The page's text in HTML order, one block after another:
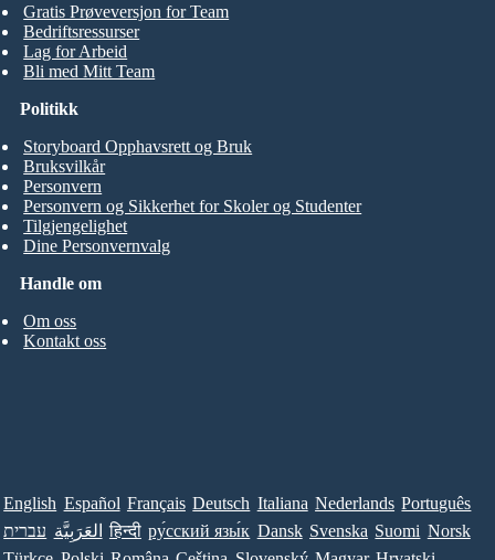
Gratis Prøveversjon for Team
Bedriftsressurser
Lag for Arbeid
Bli med Mitt Team
Handle om
Om oss
Kontakt oss
Politikk
Storyboard Opphavsrett og Bruk
Bruksvilkår
Personvern
Personvern og Sikkerhet for Skoler og Studenter
Tilgjengelighet
Dine Personvernvalg
English Español Français Deutsch Italiana Nederlands Português
עברית العَرَبِيَّة हिन्दी ру́сский язы́к Dansk Svenska Suomi Norsk